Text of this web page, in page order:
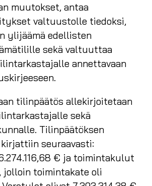
muutokset, antaa
valtuustolle tiedoksi,
ylijäämä edellisten
sekä valtuuttaa
annettavaan
tilinpäätös allekirjoitetaan
sekä
Tilinpäätöksen
seuraavasti:
€ ja toimintakulut
jolloin toimintakate oli